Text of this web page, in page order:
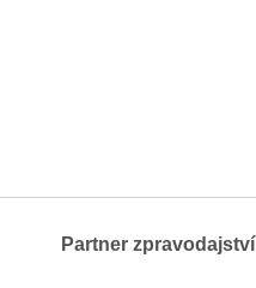
Partner zpravodajství